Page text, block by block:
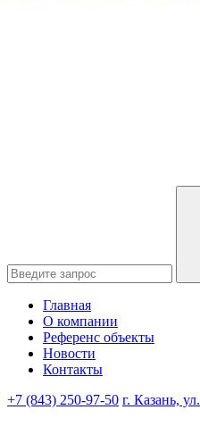
Главная
О компании
Референс объекты
Новости
Контакты
+7 (843) 250-97-50 г. Казань,